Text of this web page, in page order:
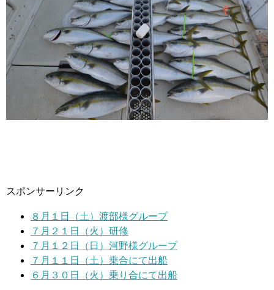
スポンサーリンク
８月１日（土）渡部様グループ
７月２１日（火）研修
７月１２日（日）河野様グループ
７月１１日（土）乗合にて出船
６月３０日（火）乗り合にて出船